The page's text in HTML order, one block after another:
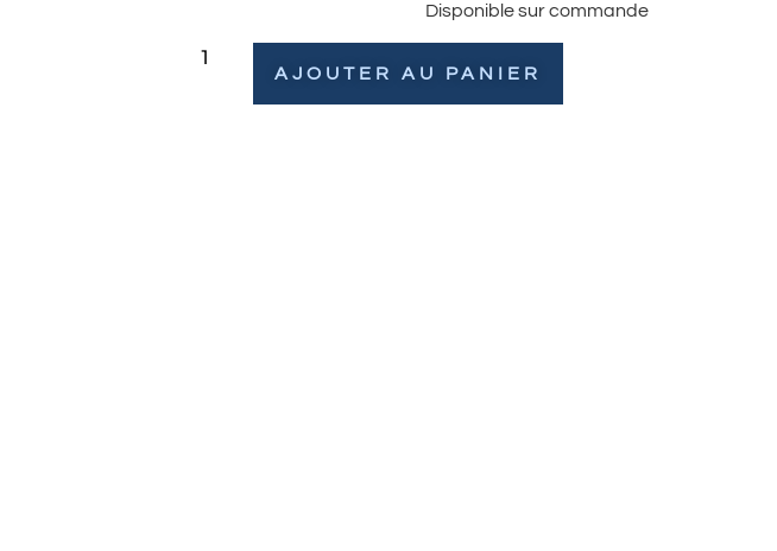
Disponible sur commande
AJOUTER AU PANIER